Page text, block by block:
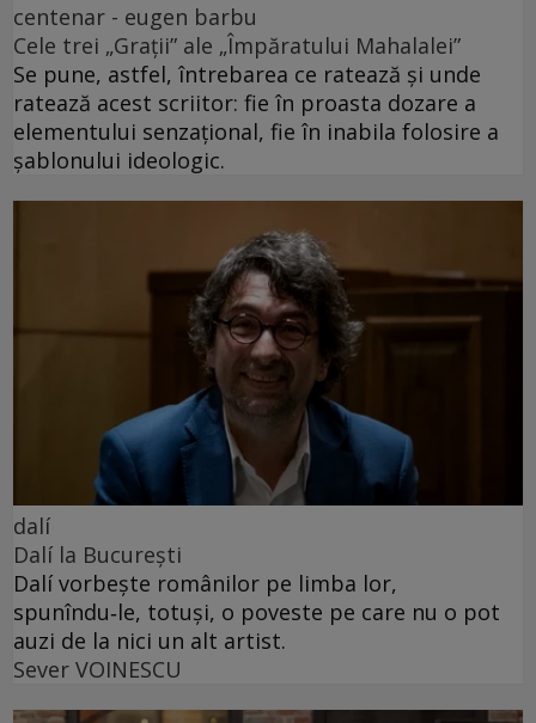
centenar - eugen barbu
Cele trei „Grații” ale „Împăratului Mahalalei”
Se pune, astfel, întrebarea ce ratează și unde
ratează acest scriitor: fie în proasta dozare a
elementului senzațional, fie în inabila folosire a
șablonului ideologic.
dalí
Dalí la București
Dalí vorbește românilor pe limba lor,
spunîndu‑le, totuși, o poveste pe care nu o pot
auzi de la nici un alt artist.
Sever VOINESCU